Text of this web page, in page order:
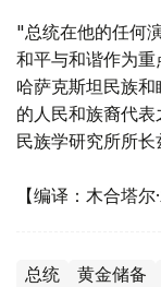
"总统在他的任何
和平与和谐作为
哈萨克斯坦民族
的人民和族裔代
民族学研究所所长
【编译：木合塔尔
总统 黄金储备